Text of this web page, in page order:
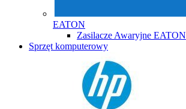
EATON
Zasilacze Awaryjne EATON
Sprzęt komputerowy